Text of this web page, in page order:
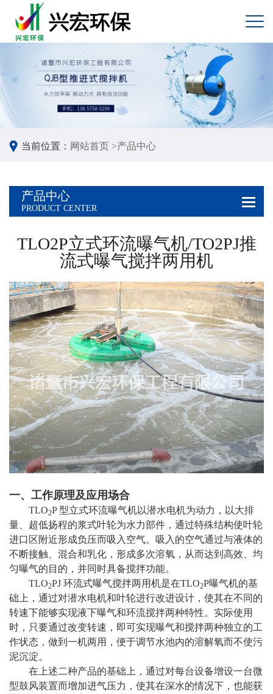
当前位置： 网站首页 >产品中心
产品中心
PRODUCT CENTER
TLO2P立式环流曝气机/TO2PJ推
流式曝气搅拌两用机
一、工作原理及应用场合
TLO2P 型立式环流曝气机以潜水电机为动力，以大排
量、超低扬程的浆式叶轮为水力部件，通过特殊结构使叶轮
进口区附近形成负压而吸入空气。吸入的空气通过与液体的
不断接触、混合和乳化，形成多次溶氧，从而达到高效、均
匀曝气的目的，并同时具备搅拌功能。
TLO2PJ 环流式曝气搅拌两用机是在TLO2P曝气机的基
础上，通过对潜水电机和叶轮进行改进设计，使其在不同的
转速下能够实现液下曝气和环流搅拌两种特性。实际使用
时，只要通过改变转速，即可实现曝气和搅拌两种独立的工
作状态，做到一机两用，便于调节水池内的溶解氧而不使污
泥沉淀。
在上述二种产品的基础上，通过对每台设备增设一台微
型鼓风装置而增加进气压力，使其在深水的情况下，也能获